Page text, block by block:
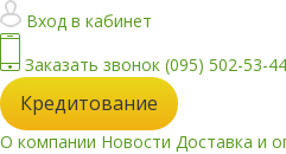
Вход в кабинет
Заказать звонок (095) 502-53-44
Кредитование
О компании Новости Доставка и